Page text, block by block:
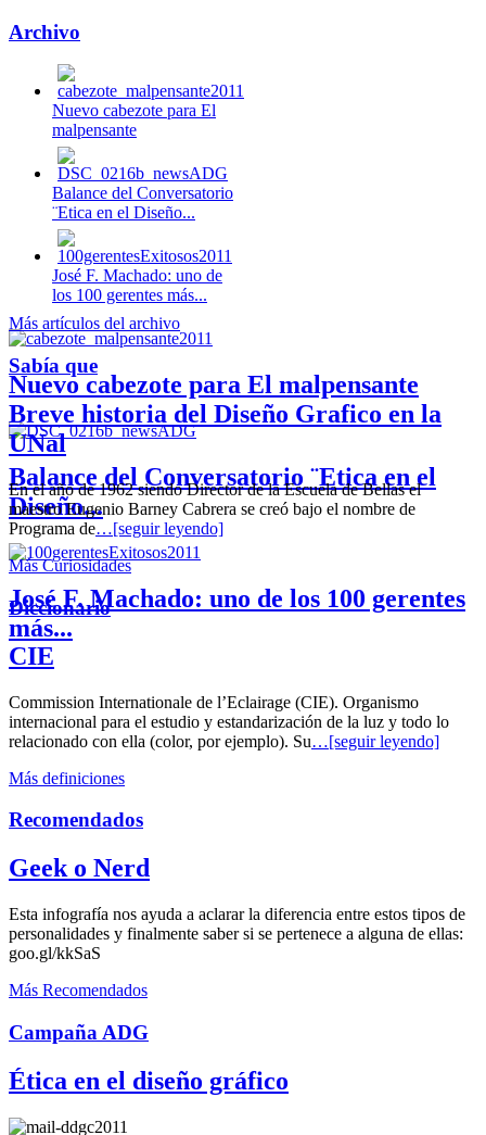
Archivo
Nuevo cabezote para El
malpensante
Balance del Conversatorio
¨Etica en el Diseño...
José F. Machado: uno de
los 100 gerentes más...
Nuevo cabezote para El malpensante
Balance del Conversatorio ¨Etica en el
Diseño...
José F. Machado: uno de los 100 gerentes
más...
Más artículos del archivo
Sabía que
Breve historia del Diseño Grafico en la
UNal
En el año de 1962 siendo Director de la Escuela de Bellas el
maestro Eugenio Barney Cabrera se creó bajo el nombre de
Programa de…[seguir leyendo]
Más Curiosidades
Diccionario
CIE
Commission Internationale de l’Eclairage (CIE). Organismo
internacional para el estudio y estandarización de la luz y todo lo
relacionado con ella (color, por ejemplo). Su…[seguir leyendo]
Más definiciones
Recomendados
Geek o Nerd
Esta infografía nos ayuda a aclarar la diferencia entre estos tipos de
personalidades y finalmente saber si se pertenece a alguna de ellas:
goo.gl/kkSaS
Más Recomendados
Campaña ADG
Ética en el diseño gráfico